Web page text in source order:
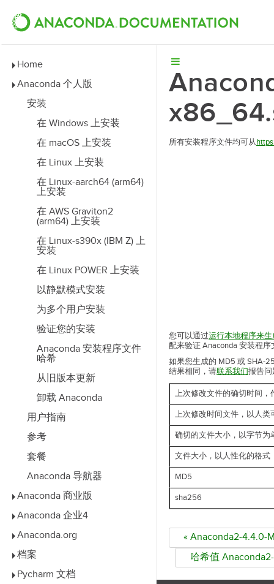
Home
Anaconda 个人版
安装
在 Windows 上安装
在 macOS 上安装
在 Linux 上安装
在 Linux-aarch64 (arm64)
上安装
在 AWS Graviton2
(arm64) 上安装
在 Linux-s390x (IBM Z) 上
安装
在 Linux POWER 上安装
以静默模式安装
为多个用户安装
验证您的安装
Anaconda 安装程序文件
哈希
从旧版本更新
卸载 Anaconda
用户指南
参考
套餐
Anaconda 导航器
Anaconda 商业版
Anaconda 企业4
Anaconda.org
档案
Pycharm 文档
所有安装程序文件均可从
您可以通过运行本地程序来
配来验证 Anaconda 安装程
如果您生成的 MD5 或 SHA-
结果相同，请联系我们报告
上次修改文件的确切时间，
上次修改时间文件，以人类
确切的文件大小，以字节为
文件大小，以人性化的格式
MD5
sha256
« Anaconda2-4.4.0-
哈希值